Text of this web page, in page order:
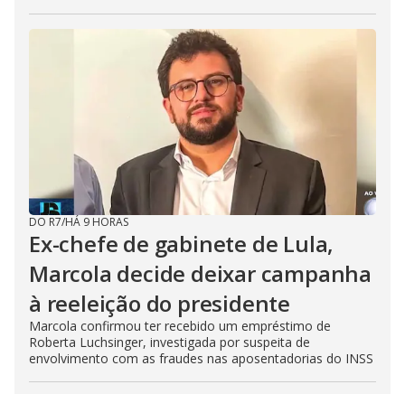
DO R7/HÁ 9 HORAS
Ex-chefe de gabinete de Lula,
Marcola decide deixar campanha
à reeleição do presidente
Marcola confirmou ter recebido um empréstimo de
Roberta Luchsinger, investigada por suspeita de
envolvimento com as fraudes nas aposentadorias do INSS